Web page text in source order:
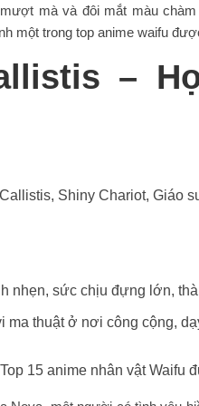
mà và đôi mắt màu
một trong top anime waifu
–
Shiny Chariot, Giáo
nhẹn, sức chịu đựng lớn,
ma thuật ở nơi công cộng,